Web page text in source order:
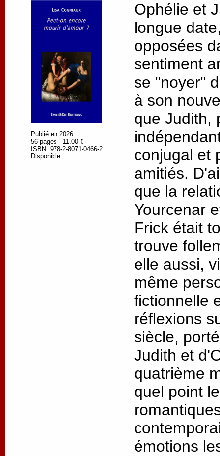
Publié en 2026
56 pages - 11.00 €
ISBN: 978-2-8071-0466-2
Disponible
Ophélie et
longue
opposées
sentiment
se "noyer"
à son
que Judith,
conjugal et
amitiés.
que la
Yourcenar
Frick était
trouve
elle aussi,
même
fictionnelle
réflexions
siècle,
Judith et
quatrième
quel point
émotions